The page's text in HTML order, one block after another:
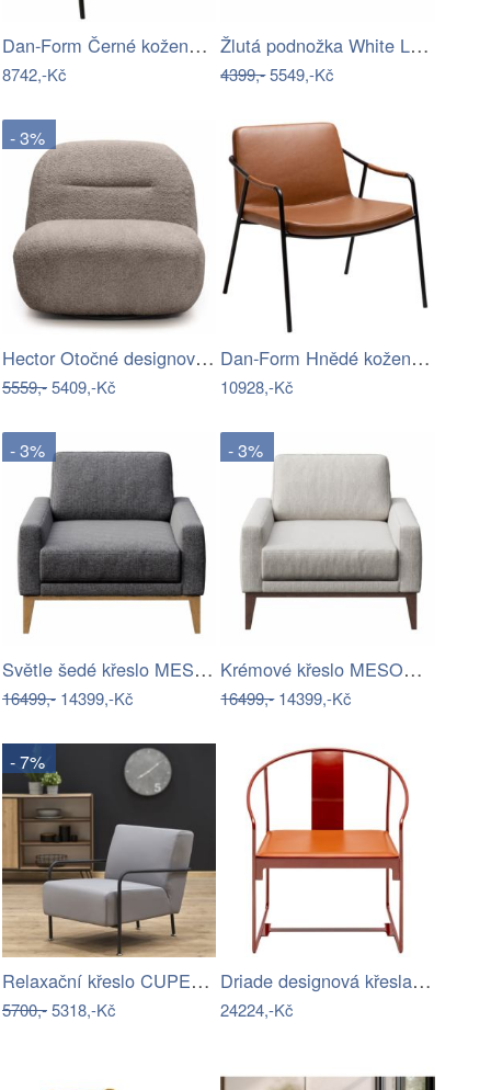
​​​​​Dan-Form Černé koženkové křeslo…
8742,-Kč
Žlutá podnožka White Label Polly
4399,-5549,-Kč
- 3%
Hector Otočné designové křeslo Giorgia…
5559,-5409,-Kč
​​​​​Dan-Form Hnědé koženkové křeslo…
10928,-Kč
- 3%
Světle šedé křeslo MESONICA Musso
16499,- 14399,-Kč
- 3%
Krémové křeslo MESONICA Musso
16499,-14399,-Kč
- 7%
Relaxační křeslo CUPER, šedé
5700,-5318,-Kč
Driade designová křesla Mingx Lounge…
24224,-Kč